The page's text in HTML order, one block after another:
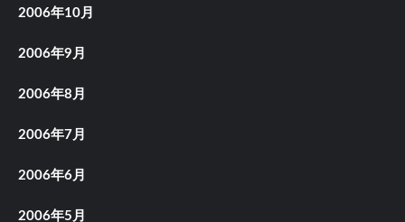
2006年10月
2006年9月
2006年8月
2006年7月
2006年6月
2006年5月